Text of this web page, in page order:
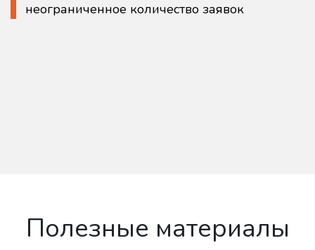
неограниченное количество заявок
Полезные материалы